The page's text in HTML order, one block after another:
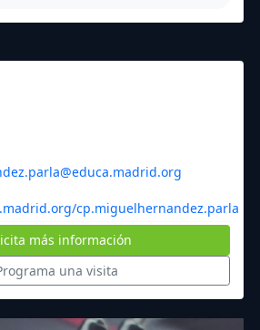
cp.miguelhernandez.parla
más información
una visita